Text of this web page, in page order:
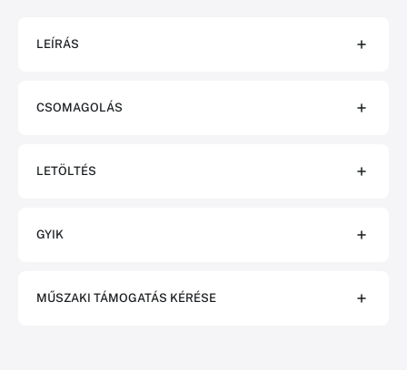
LEÍRÁS
CSOMAGOLÁS
LETÖLTÉS
GYIK
MŰSZAKI TÁMOGATÁS KÉRÉSE